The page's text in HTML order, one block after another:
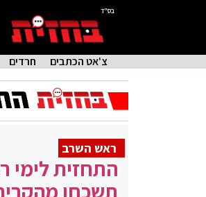
בס"ד
צ'אט הכתבים חרדים
ראש השרב
התחזית לימי
תשכחו